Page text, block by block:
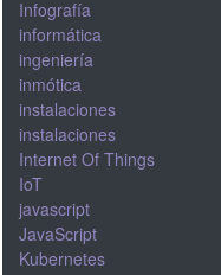
Infografía
informática
ingeniería
inmótica
instalaciones
instalaciones
Internet Of Things
IoT
javascript
JavaScript
Kubernetes